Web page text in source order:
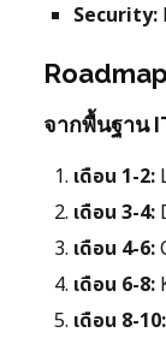
Security:
จากพื้นฐาน
เดือน 1-2:
เดือน 3-4:
เดือน 4-6:
เดือน 6-8:
เดือน 8-10: